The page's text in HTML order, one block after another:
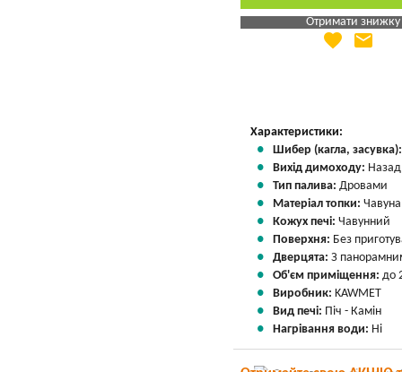
Отримати знижку
Яка Ваша ціна
favorite email
Характеристики:
Шибер (кагла,
Вихід димоходу:
Тип палива: Дровами
Матеріал топки: Чавуна
Кожух печі: Чавунний
Поверхня: Без
Дверцята: З
Об'єм приміщення: до
Виробник: KAWMET
Вид печі: Піч - Камін
Нагрівання води: Ні